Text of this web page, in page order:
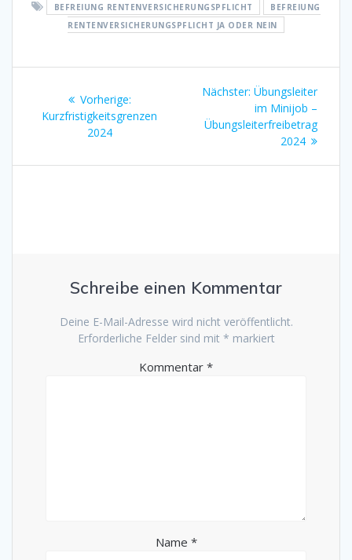
BEFREIUNG RENTENVERSICHERUNGSPFLICHT
BEFREIUNG
RENTENVERSICHERUNGSPFLICHT JA ODER NEIN
Beitragsnavigation
Vorherige:Vorheriger
Beitrag:
Kurzfristigkeitsgrenzen
2024
Nächster: Nächster
Beitrag:
Übungsleiter
im Minijob –
Übungsleiterfreibetrag
2024
Schreibe einen Kommentar
Deine E-Mail-Adresse wird nicht veröffentlicht.
Erforderliche Felder sind mit * markiert
Kommentar *
Name *